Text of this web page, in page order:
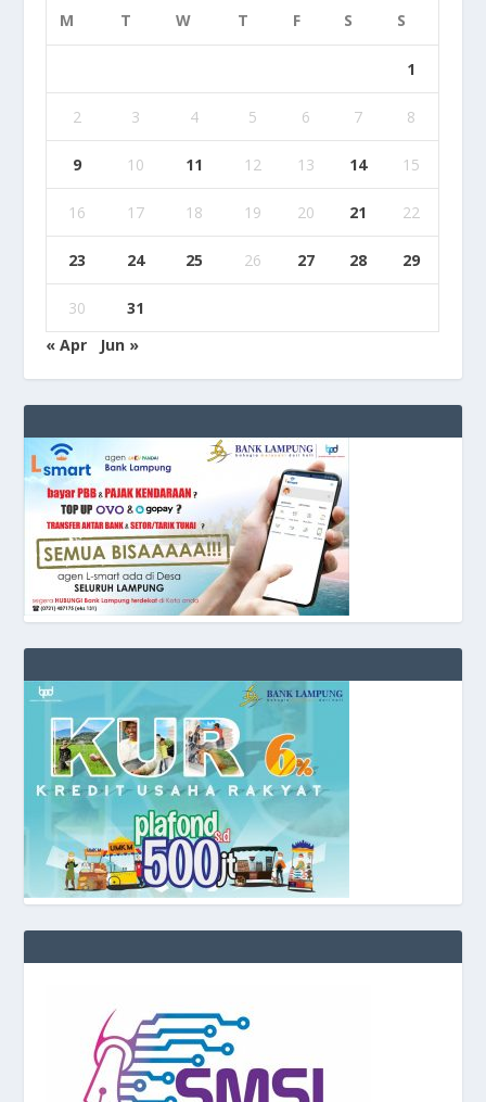
M T W T F S S
1
2 3 4 5 6 7 8
9 10 11 12 13 14 15
16 17 18 19 20 21 22
23 24 25 26 27 28 29
30
31
« Apr
Jun »